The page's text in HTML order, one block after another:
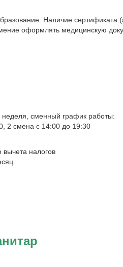
Наличие сертификата
оформлять медицинскую
сменный график работы:
2 смена с 14:00 до 19:30
налогов